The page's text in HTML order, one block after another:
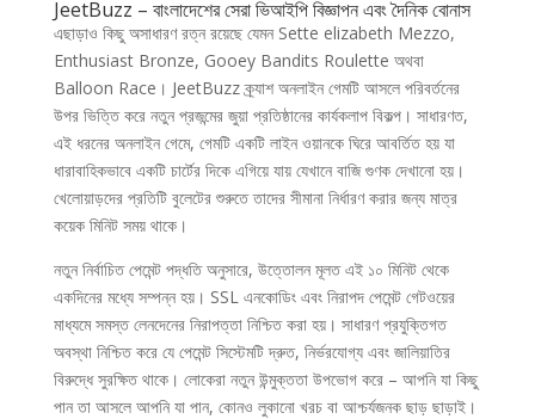
JeetBuzz – বাংলাদেশের সেরা ভিআইপি বিজ্ঞাপন এবং দৈনিক বোনাস
এছাড়াও কিছু অসাধারণ রত্ন রয়েছে যেমন Sette elizabeth Mezzo,
Enthusiast Bronze, Gooey Bandits Roulette অথবা
Balloon Race। JeetBuzz ক্র্যাশ অনলাইন গেমটি আসলে পরিবর্তনের
উপর ভিত্তি করে নতুন প্রজন্মের জুয়া প্রতিষ্ঠানের কার্যকলাপ বিকল্প। সাধারণত,
এই ধরনের অনলাইন গেমে, গেমটি একটি লাইন ওয়ানকে ঘিরে আবর্তিত হয় যা
ধারাবাহিকভাবে একটি চার্টের দিকে এগিয়ে যায় যেখানে বাজি গুণক দেখানো হয়।
খেলোয়াড়দের প্রতিটি বুলেটের শুরুতে তাদের সীমানা নির্ধারণ করার জন্য মাত্র
কয়েক মিনিট সময় থাকে।
নতুন নির্বাচিত পেমেন্ট পদ্ধতি অনুসারে, উত্তোলন মূলত এই ১০ মিনিট থেকে
একদিনের মধ্যে সম্পন্ন হয়। SSL এনকোডিং এবং নিরাপদ পেমেন্ট গেটওয়ের
মাধ্যমে সমস্ত লেনদেনের নিরাপত্তা নিশ্চিত করা হয়। সাধারণ প্রযুক্তিগত
অবস্থা নিশ্চিত করে যে পেমেন্ট সিস্টেমটি দ্রুত, নির্ভরযোগ্য এবং জালিয়াতির
বিরুদ্ধে সুরক্ষিত থাকে। লোকেরা নতুন উন্মুক্ততা উপভোগ করে – আপনি যা কিছু
পান তা আসলে আপনি যা পান, কোনও লুকানো খরচ বা আশ্চর্যজনক ছাড় ছাড়াই।